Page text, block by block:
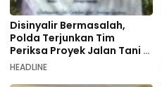
Disinyalir Bermasalah,
Polda Terjunkan Tim
Periksa Proyek Jalan Tani di
Galala
HEADLINE